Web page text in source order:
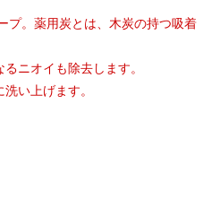
プ。薬用炭とは、木炭の持つ吸着
ニオイも除去します。
い上げます。